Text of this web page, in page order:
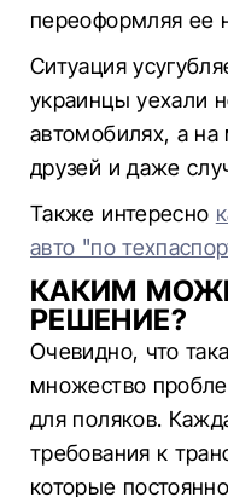
переоформляя ее
Ситуация
украинцы уехали
автомобилях, а
друзей и даже
Также интересно
авто "по
КАКИМ
РЕШЕНИЕ?
Очевидно, что
множество
для поляков.
требования к
которые